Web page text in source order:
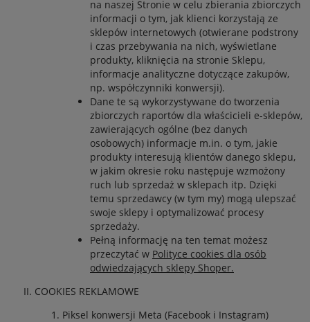
na naszej Stronie w celu zbierania zbiorczych
informacji o tym, jak klienci korzystają ze
sklepów internetowych (otwierane podstrony
i czas przebywania na nich, wyświetlane
produkty, kliknięcia na stronie Sklepu,
informacje analityczne dotyczące zakupów,
np. współczynniki konwersji).
Dane te są wykorzystywane do tworzenia
zbiorczych raportów dla właścicieli e-sklepów,
zawierających ogólne (bez danych
osobowych) informacje m.in. o tym, jakie
produkty interesują klientów danego sklepu,
w jakim okresie roku następuje wzmożony
ruch lub sprzedaż w sklepach itp. Dzięki
temu sprzedawcy (w tym my) mogą ulepszać
swoje sklepy i optymalizować procesy
sprzedaży.
Pełną informację na ten temat możesz
przeczytać w Polityce cookies dla osób
odwiedzających sklepy Shoper.
COOKIES REKLAMOWE
Piksel konwersji Meta (Facebook i Instagram)